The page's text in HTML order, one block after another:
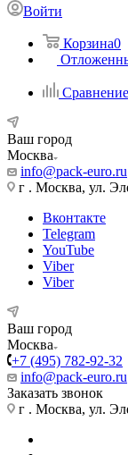
Войти
Корзина0
Ваш город
Москва
info@pack-euro.ru
г . Москва, ул.
Вконтакте
Telegram
YouTube
Viber
Viber
Ваш город
Москва
+7 (495) 782-92-32
info@pack-euro.ru
Заказать звонок
г . Москва, ул.